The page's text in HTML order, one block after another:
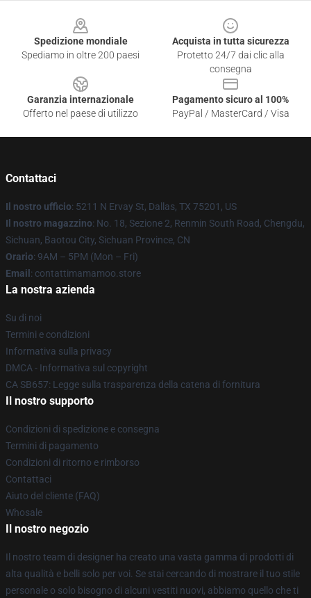
Spedizione mondiale
Spediamo in oltre 200 paesi
Acquista in tutta sicurezza
Protetto 24/7 dai clic alla
consegna
Garanzia internazionale
Offerto nel paese di utilizzo
Pagamento sicuro al 100%
PayPal / MasterCard / Visa
Contattaci
Il nostro ufficio: 5211 N Ervay St, Dallas, TX 75201, US
Il nostro magazzino: No. 18, Sezione 2, Renmin South Road, Chengdu,
Sichuan, Baotou City, Sichuan Province, CN
Orario: 9AM – 5PM (Mon – Fri)
Email : contattimamamoo.store
La nostra azienda
Su di noi
Termini e condizioni
Informativa sulla privacy
DMCA - Informativa sul copyright
CA SB657: Legge sulla trasparenza della catena di fornitura
Il nostro supporto
Condizioni di spedizione e consegna
Termini di pagamento
Condizioni di ritorno e rimborso
Contattaci
Aiuto del cliente (FAQ)
Whosale
Il nostro negozio
Il nostro team di designer ha creato una vasta gamma di prodotti di
alta qualità e belli solo per voi. Se stai cercando di mostrare il tuo stile
personale o solo bisogno di alcuni vestiti nuovi, abbiamo quello che ti